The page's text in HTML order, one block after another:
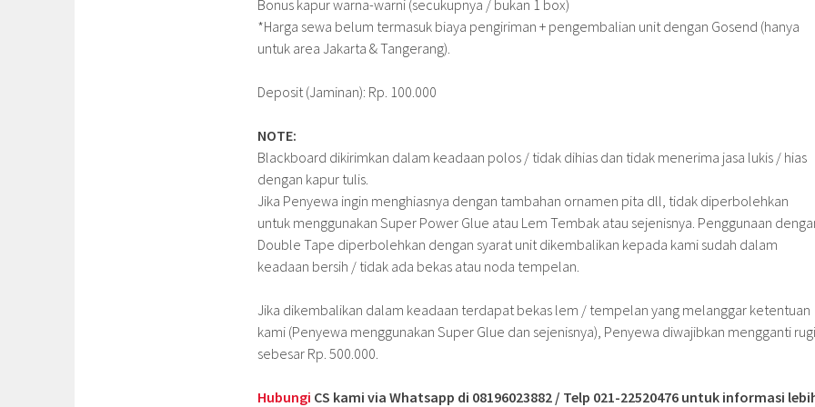
Bonus kapur warna-warni (secukupnya / bukan 1 box)
*Harga sewa belum termasuk biaya pengiriman + pengembalian unit dengan Gosend (hanya
untuk area Jakarta & Tangerang).
Deposit (Jaminan): Rp. 100.000
NOTE:
Blackboard dikirimkan dalam keadaan polos / tidak dihias dan tidak menerima jasa lukis / hias
dengan kapur tulis.
Jika Penyewa ingin menghiasnya dengan tambahan ornamen pita dll, tidak diperbolehkan
untuk menggunakan Super Power Glue atau Lem Tembak atau sejenisnya. Penggunaan
Double Tape diperbolehkan dengan syarat unit dikembalikan kepada kami sudah dalam
keadaan bersih / tidak ada bekas atau noda tempelan.
Jika dikembalikan dalam keadaan terdapat bekas lem / tempelan yang melanggar ketentuan
kami (Penyewa menggunakan Super Glue dan sejenisnya), Penyewa diwajibkan mengganti rugi
sebesar Rp. 500.000.
Hubungi CS kami via Whatsapp di 08196023882 / Telp 021-22520476 untuk informasi